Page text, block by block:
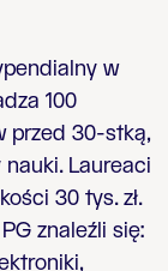
w
100
przed 30-stką,
Laureaci
30 tys. zł.
znaleźli się: